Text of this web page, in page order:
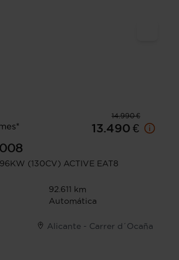
14.990 €
13.490 €
96KW (130CV) ACTIVE EAT8
92.611 km
Automática
Alicante - Carrer d´Ocaña